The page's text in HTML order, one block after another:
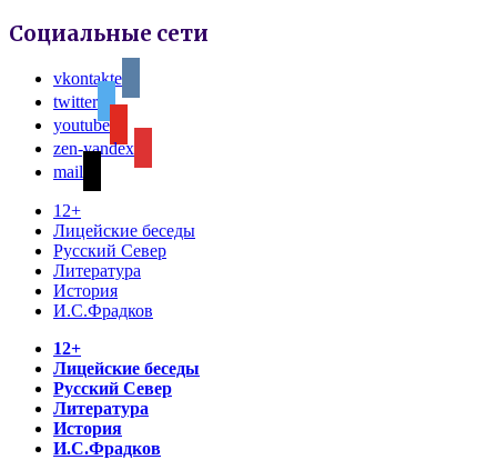
Социальные сети
vkontakte
twitter
youtube
zen-yandex
mail
12+
Лицейские беседы
Русский Север
Литература
История
И.С.Фрадков
12+
Лицейские беседы
Русский Север
Литература
История
И.С.Фрадков